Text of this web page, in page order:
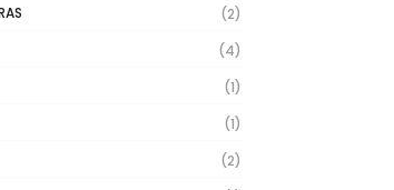
(2)
(4)
(1)
(1)
(2)